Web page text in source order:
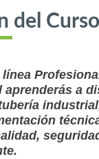
del Curso
aprenderás a